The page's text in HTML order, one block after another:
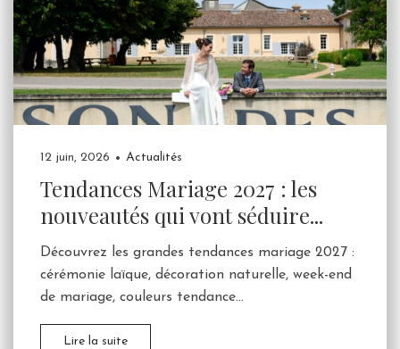
12 juin, 2026 Actualités
Tendances Mariage 2027 : les
nouveautés qui vont séduire...
Découvrez les grandes tendances mariage 2027 :
cérémonie laïque, décoration naturelle, week-end
de mariage, couleurs tendance...
Lire la suite